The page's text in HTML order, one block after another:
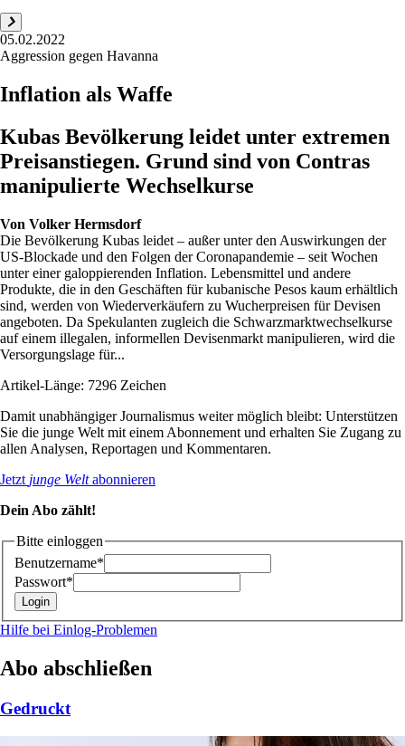
05.02.2022
Aggression gegen Havanna
Inflation als Waffe
Kubas Bevölkerung leidet unter extremen
Preisanstiegen. Grund sind von Contras
manipulierte Wechselkurse
Von Volker Hermsdorf
Die Bevölkerung Kubas leidet – außer unter den Auswirkungen der
US-Blockade und den Folgen der Coronapandemie – seit Wochen
unter einer galoppierenden Inflation. Lebensmittel und andere
Produkte, die in den Geschäften für kubanische Pesos kaum erhältlich
sind, werden von Wiederverkäufern zu Wucherpreisen für Devisen
angeboten. Da Spekulanten zugleich die Schwarzmarktwechselkurse
auf einem illegalen, informellen Devisenmarkt manipulieren, wird die
Versorgungslage für...
Artikel-Länge: 7296 Zeichen
Damit unabhängiger Journalismus weiter möglich bleibt: Unterstützen
Sie die junge Welt mit einem Abonnement und erhalten Sie Zugang zu
allen Analysen, Reportagen und Kommentaren.
Jetzt junge Weltabonnieren
Dein Abo zählt!
Bitte einloggen
Benutzername*
Passwort*
Hilfe bei Einlog-Problemen
Abo abschließen
Gedruckt